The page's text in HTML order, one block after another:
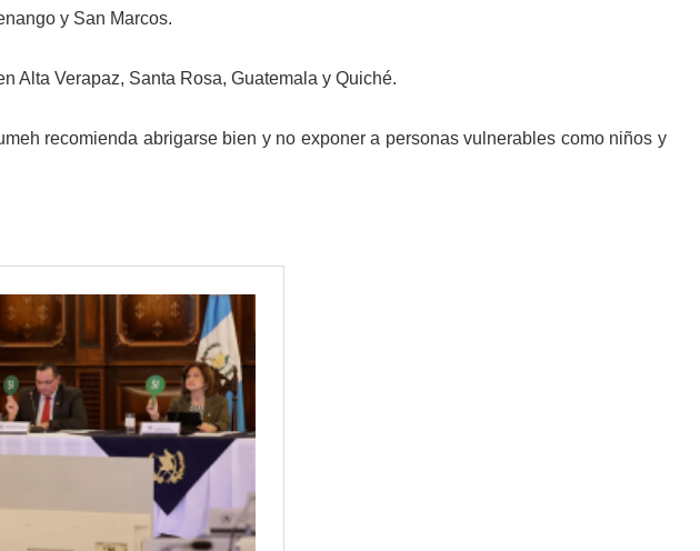
y San Marcos.
Alta Verapaz, Santa Rosa, Guatemala y Quiché.
recomienda abrigarse bien y no exponer a personas vulnerables como niños y